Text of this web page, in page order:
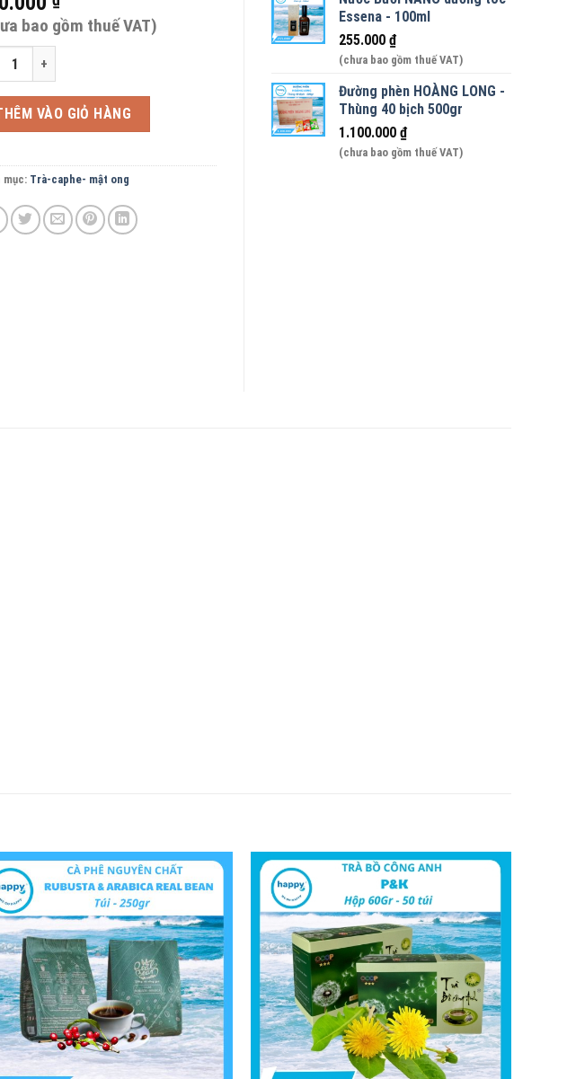
bao gồm thuế VAT)
QUÀ TẶNG CAPHÊ REAL BEAN - ARABICA & ROBUSTA số lượng
VÀO GIỎ HÀNG
mục: Trà-caphe- mật ong
Essena - 100ml
255.000 ₫
(chưa bao gồm thuế VAT)
Đường phèn HOÀNG LONG -
Thùng 40 bịch 500gr
1.100.000 ₫
(chưa bao gồm thuế VAT)